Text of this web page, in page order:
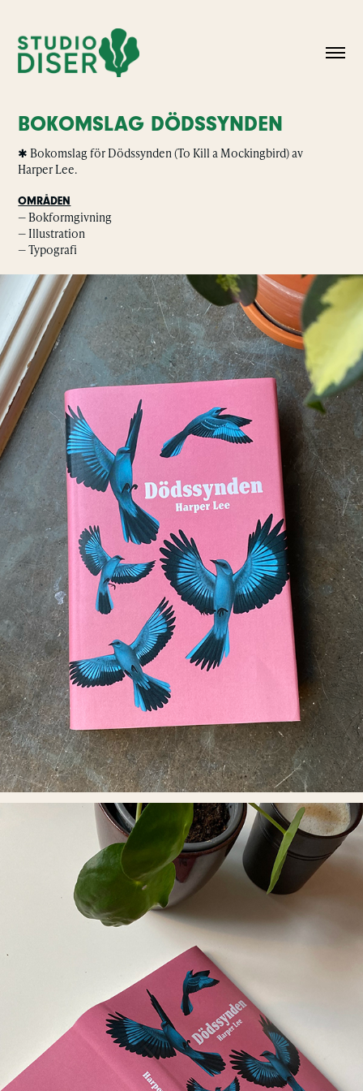
BOKOMSLAG DÖDSSYNDEN
✱ Bokomslag för Dödssynden (To Kill a Mockingbird) av
Harper Lee.
OMRÅDEN
— Bokformgivning
— Illustration
— Typografi